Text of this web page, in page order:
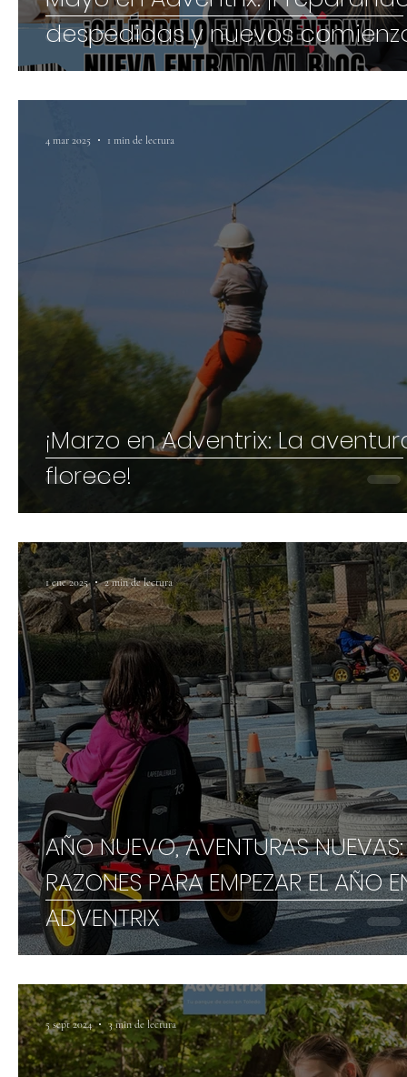
despedidas y nuevos
¡Marzo en Adventrix: La
florece!
4 mar 2025 1 min de lectura
AÑO NUEVO, AVENTURAS
RAZONES PARA EMPEZAR EL AÑO
ADVENTRIX
1 ene 2025 2 min de lectura
5 sept 2024 3 min de lectura